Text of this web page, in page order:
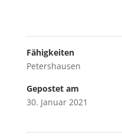
Fähigkeiten
Petershausen
Gepostet am
30. Januar 2021